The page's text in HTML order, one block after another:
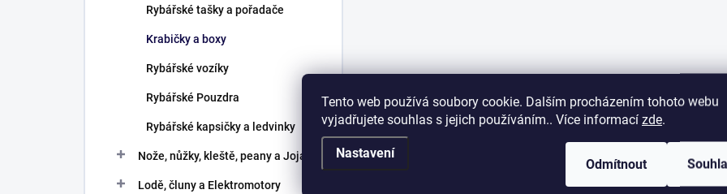
Tento web používá soubory cookie. Dalším procházením tohoto webu
vyjadřujete souhlas s jejich používáním.. Více informací zde.
Nastavení
Odmítnout
Rybářské tašky a pořadače
Krabičky a boxy
Rybářské vozíky
Rybářské Pouzdra
Rybářské kapsičky a ledvinky
Nože, nůžky, kleště, peany a Joja
Lodě, čluny a Elektromotory